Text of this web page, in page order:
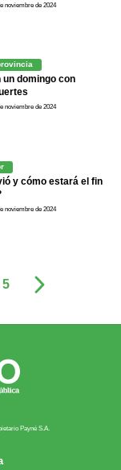
noviembre de 2024
un domingo con
noviembre de 2024
y cómo estará el fin
noviembre de 2024
5
Payn​é S.A.